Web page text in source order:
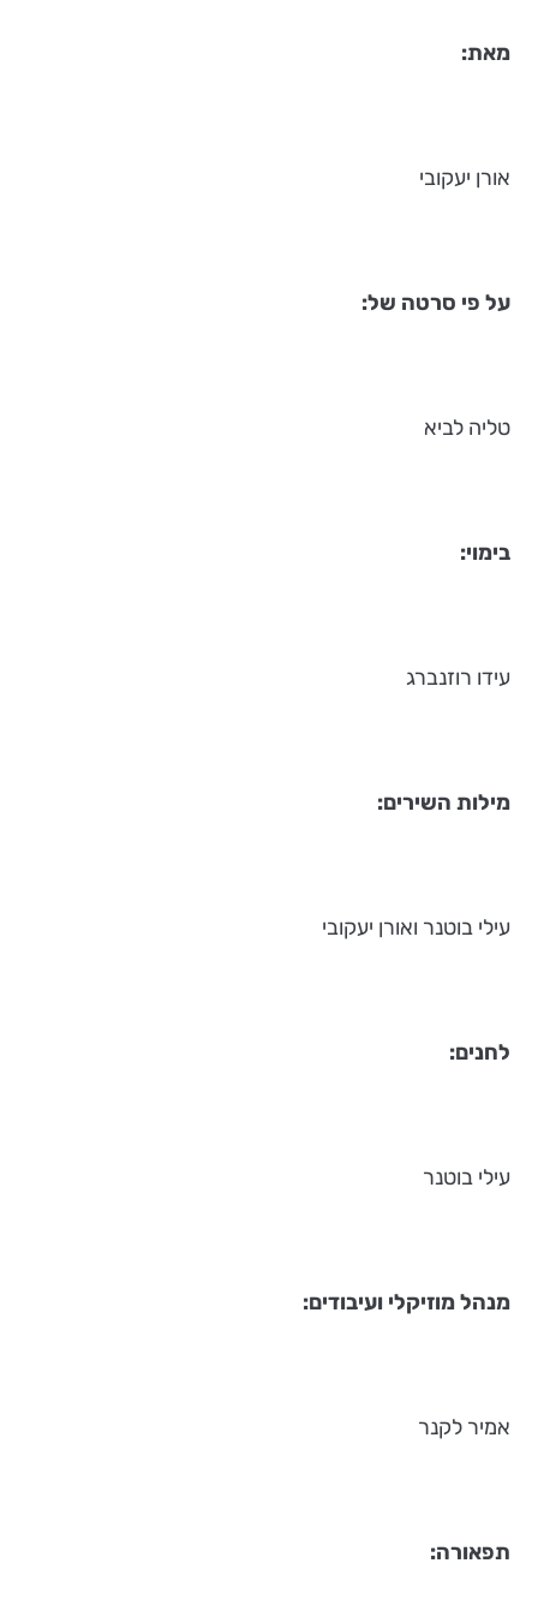
מאת:
אורן יעקובי
על פי סרטה של:
טליה לביא
בימוי:
עידו רוזנברג
מילות השירים:
עילי בוטנר ואורן יעקובי
לחנים:
עילי בוטנר
מנהל מוזיקלי ועיבודים:
אמיר לקנר
תפאורה: